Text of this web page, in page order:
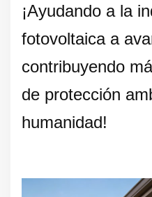
¡Ayudando a la
fotovoltaica a
contribuyendo
de protección
humanidad!